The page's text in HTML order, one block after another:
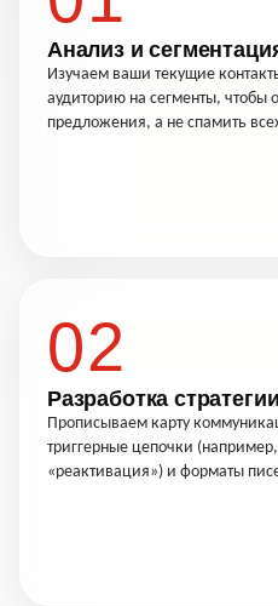
Анализ и
Изучаем ваши текущие
аудиторию на сегменты, чтобы
предложения, а не спамить
02
Разработка стратегии
Прописываем карту
триггерные цепочки
«реактивация») и форматы